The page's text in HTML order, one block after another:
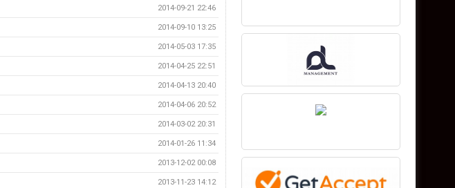
2014-09-21 22:46
2014-09-10 13:25
2014-05-03 17:35
2014-04-25 22:51
2014-04-13 20:40
2014-04-06 20:52
2014-03-02 20:31
2014-01-26 11:34
2013-12-02 00:08
2013-11-23 14:12